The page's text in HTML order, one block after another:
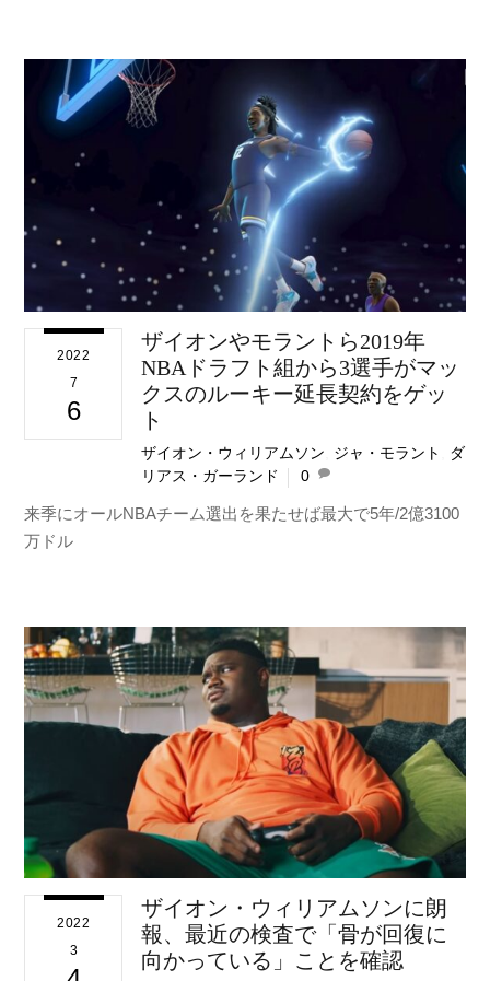
2022
7
6
ザイオンやモラントら2019年
NBAドラフト組から3選手がマッ
クスのルーキー延長契約をゲッ
ト
ザイオン・ウィリアムソン ジャ・モラント
ダ
リアス・ガーランド
0
来季にオールNBAチーム選出を果たせば最大で5年/2億3100
万ドル
2022
3
ザイオン・ウィリアムソンに朗
報、最近の検査で「骨が回復に
向かっている」ことを確認